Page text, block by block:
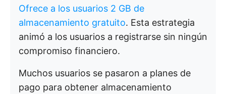
Ofrece a los usuarios 2 GB de
almacenamiento gratuito. Esta estrategia
animó a los usuarios a registrarse sin ningún
compromiso financiero.
Muchos usuarios se pasaron a planes de
pago para obtener almacenamiento